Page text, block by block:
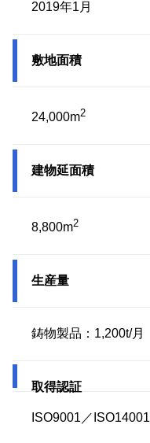
2019年1月
敷地面積
24,000m2
建物延面積
8,800m2
生産量
鋳物製品：1,200t/月
取得認証
ISO9001／ISO14001